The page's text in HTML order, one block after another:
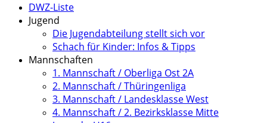
DWZ-Liste
Jugend
Die Jugendabteilung stellt sich vor
Schach für Kinder: Infos & Tipps
Mannschaften
1. Mannschaft / Oberliga Ost 2A
2. Mannschaft / Thüringenliga
3. Mannschaft / Landesklasse West
4. Mannschaft / 2. Bezirksklasse Mitte